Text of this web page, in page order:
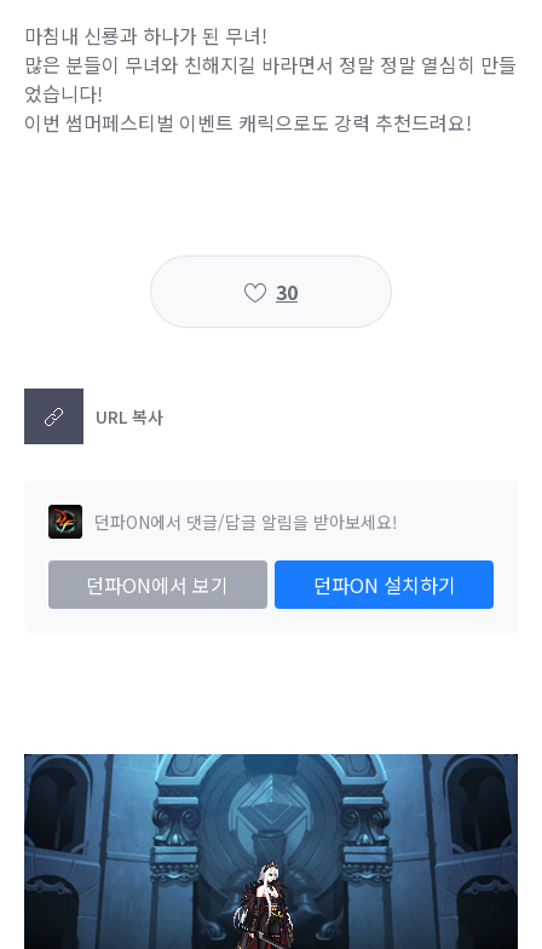
마침내 신룡과 하나가 된 무녀!
많은 분들이 무녀와 친해지길 바라면서 정말 정말 열심히 만들
었습니다!
이번 썸머페스티벌 이벤트 캐릭으로도 강력 추천드려요!
30
URL 복사
던파ON에서 댓글/답글 알림을 받아보세요!
던파ON에서 보기 던파ON 설치하기